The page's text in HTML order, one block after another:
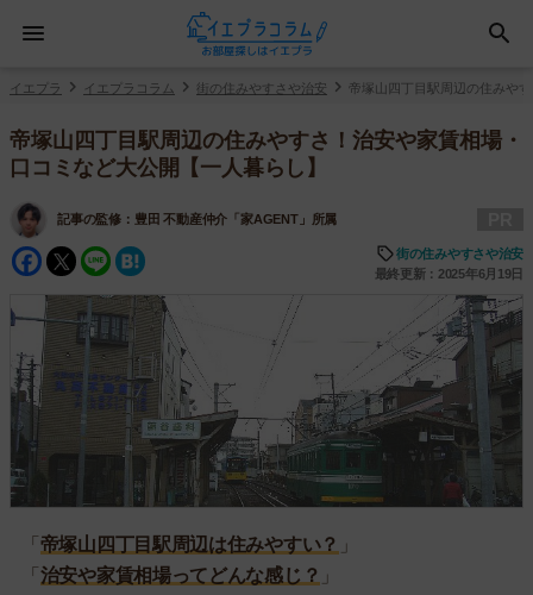
イエプラ イエプラコラム 街の住みやすさや治安 帝塚山四丁目駅周辺の住みや
帝塚山四丁目駅周辺の住みやすさ！治安や家賃相場・
口コミなど大公開【一人暮らし】
記事の監修： 豊田 不動産仲介「家AGENT」所属
Facebook
Twitter
Line
街の住みやすさや治安
最終更新：2025年6月19日
「 帝塚山四丁目駅周辺は住みやすい？ 」
「 治安や家賃相場ってどんな感じ？ 」